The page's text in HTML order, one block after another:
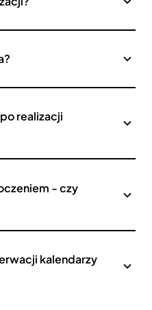
realizacji
- czy
kalendarzy